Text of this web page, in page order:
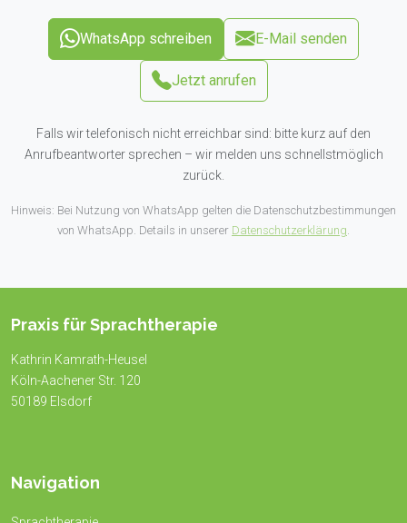
WhatsApp schreiben E-Mail senden
Jetzt anrufen
Falls wir telefonisch nicht erreichbar sind: bitte kurz auf den
Anrufbeantworter sprechen – wir melden uns schnellstmöglich
zurück.
Hinweis: Bei Nutzung von WhatsApp gelten die Datenschutzbestimmungen
von WhatsApp. Details in unserer Datenschutzerklärung.
Praxis für Sprachtherapie
Kathrin Kamrath-Heusel
Köln-Aachener Str. 120
50189 Elsdorf
Navigation